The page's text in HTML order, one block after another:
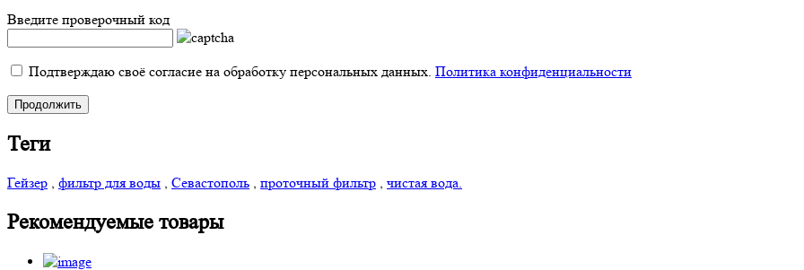
Введите проверочный код
Подтверждаю своё согласие на обработку персональных данных. Политика конфиденциальности
Продолжить
Теги
Гейзер , фильтр для воды , Севастополь , проточный фильтр , чистая вода.
Рекомендуемые товары